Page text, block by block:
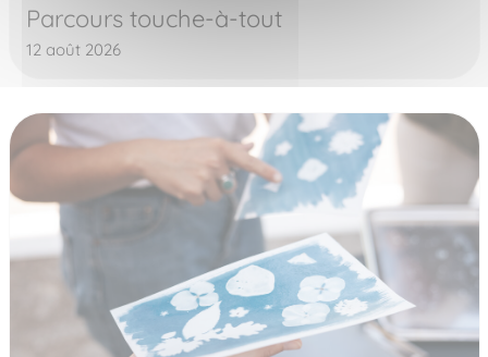
Parcours touche-à-tout
12 août 2026